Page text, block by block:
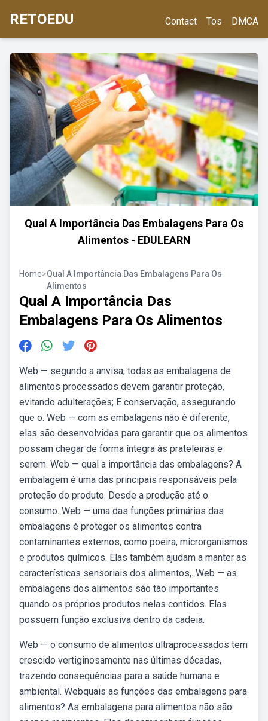
RETOEDU Contact Tos DMCA
Qual A Importância Das Embalagens Para Os
Alimentos - EDULEARN
Home>Qual A Importância Das Embalagens Para Os
Alimentos
Qual A Importância Das
Embalagens Para Os Alimentos
Web — segundo a anvisa, todas as embalagens de
alimentos processados devem garantir proteção,
evitando adulterações; E conservação, assegurando
que o. Web — com as embalagens não é diferente,
elas são desenvolvidas para garantir que os alimentos
possam chegar de forma íntegra às prateleiras e
serem. Web — qual a importância das embalagens? A
embalagem é uma das principais responsáveis pela
proteção do produto. Desde a produção até o
consumo. Web — uma das funções primárias das
embalagens é proteger os alimentos contra
contaminantes externos, como poeira, microrganismos
e produtos químicos. Elas também ajudam a manter as
características sensoriais dos alimentos,. Web — as
embalagens dos alimentos são tão importantes
quando os próprios produtos nelas contidos. Elas
possuem função exclusiva dentro da cadeia.
Web — o consumo de alimentos ultraprocessados tem
crescido vertiginosamente nas últimas décadas,
trazendo consequências para a saúde humana e
ambiental. Webquais as funções das embalagens para
alimentos? As embalagens para alimentos não são